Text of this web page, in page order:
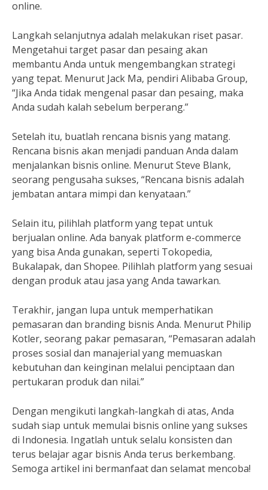
online.
Langkah selanjutnya adalah melakukan riset pasar.
Mengetahui target pasar dan pesaing akan
membantu Anda untuk mengembangkan strategi
yang tepat. Menurut Jack Ma, pendiri Alibaba Group,
“Jika Anda tidak mengenal pasar dan pesaing, maka
Anda sudah kalah sebelum berperang.”
Setelah itu, buatlah rencana bisnis yang matang.
Rencana bisnis akan menjadi panduan Anda dalam
menjalankan bisnis online. Menurut Steve Blank,
seorang pengusaha sukses, “Rencana bisnis adalah
jembatan antara mimpi dan kenyataan.”
Selain itu, pilihlah platform yang tepat untuk
berjualan online. Ada banyak platform e-commerce
yang bisa Anda gunakan, seperti Tokopedia,
Bukalapak, dan Shopee. Pilihlah platform yang sesuai
dengan produk atau jasa yang Anda tawarkan.
Terakhir, jangan lupa untuk memperhatikan
pemasaran dan branding bisnis Anda. Menurut Philip
Kotler, seorang pakar pemasaran, “Pemasaran adalah
proses sosial dan manajerial yang memuaskan
kebutuhan dan keinginan melalui penciptaan dan
pertukaran produk dan nilai.”
Dengan mengikuti langkah-langkah di atas, Anda
sudah siap untuk memulai bisnis online yang sukses
di Indonesia. Ingatlah untuk selalu konsisten dan
terus belajar agar bisnis Anda terus berkembang.
Semoga artikel ini bermanfaat dan selamat mencoba!